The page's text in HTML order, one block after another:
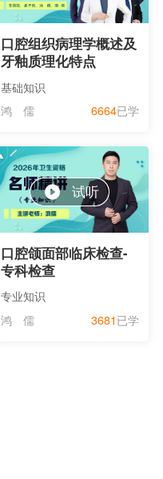
口腔组织病理学概述及
牙釉质理化特点
基础知识
鸿 儒
6664已学
试听
口腔颌面部临床检查-
专科检查
专业知识
鸿 儒
3681 已学